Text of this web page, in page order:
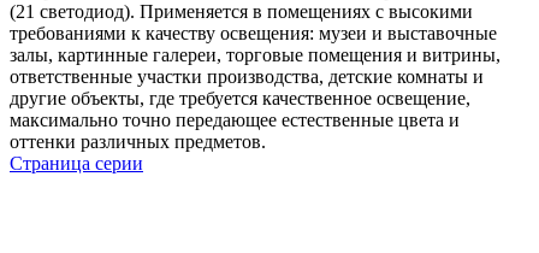
(21 светодиод). Применяется в помещениях с высокими
требованиями к качеству освещения: музеи и выставочные
залы, картинные галереи, торговые помещения и витрины,
ответственные участки производства, детские комнаты и
другие объекты, где требуется качественное освещение,
максимально точно передающее естественные цвета и
оттенки различных предметов.
Страница серии